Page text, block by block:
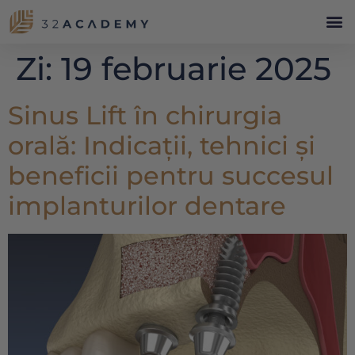
Zi: 19 februarie 2025
Sinus Lift în chirurgia
orală: Indicații, tehnici și
beneficii pentru succesul
implanturilor dentare